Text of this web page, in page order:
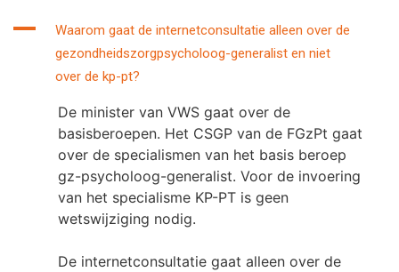
A
Waarom gaat de internetconsultatie alleen over de
gezondheidszorgpsycholoog-generalist en niet
over de kp-pt?
De minister van VWS gaat over de
basisberoepen. Het CSGP van de FGzPt gaat
over de specialismen van het basis beroep
gz-psycholoog-generalist. Voor de invoering
van het specialisme KP-PT is geen
wetswijziging nodig.
De internetconsultatie gaat alleen over de